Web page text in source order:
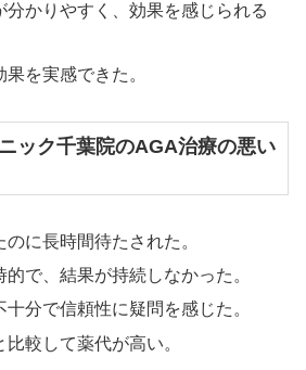
分かりやすく、効果を感じられる
を実感できた。
ック千葉院のAGA治療の悪い
に長時間待たされた。
で、結果が持続しなかった。
分で信頼性に疑問を感じた。
較して薬代が高い。